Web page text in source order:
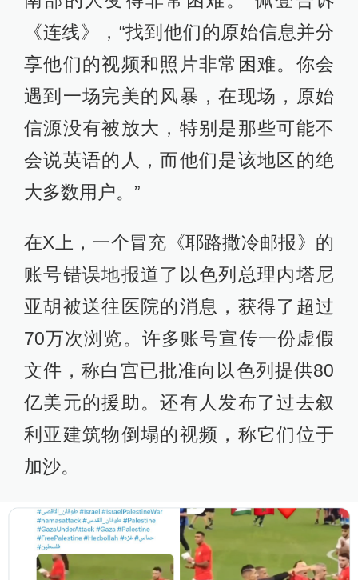
《连线》，“找到他们的原始信息并分
享他们的视频和照片非常困难。你会
遇到一场完美的风暴，在现场，原始
信源没有被放大，特别是那些可能不
会说英语的人，而他们是该地区的绝
大多数用户。”
在X上，一个冒充《耶路撒冷邮报》的
账号错误地报道了以色列总理内塔尼
亚胡被送往医院的消息，获得了超过
70万次浏览。许多账号宣传一份虚假
文件，称白宫已批准向以色列提供80
亿美元的援助。还有人发布了过去叙
利亚建筑物倒塌的视频，称它们位于
加沙。